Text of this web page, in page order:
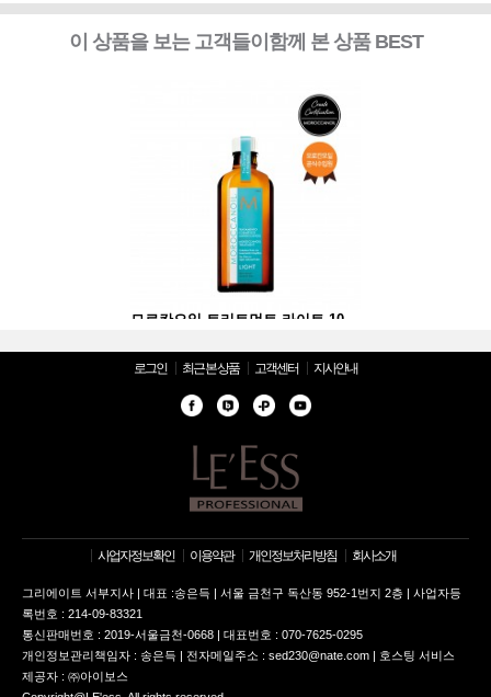
이 상품을 보는 고객들이함께 본 상품 BEST
로그인 최근 본 상품 고객센터 지사안내
사업자정보확인 이용약관 개인정보처리방침 회사소개
그리에이트 서부지사 | 대표 :송은득 | 서울 금천구 독산동 952-1번지 2층 | 사업자등
록번호 : 214-09-83321
통신판매번호 : 2019-서울금천-0668 | 대표번호 : 070-7625-0295
개인정보관리책임자 : 송은득 | 전자메일주소 : sed230@nate.com | 호스팅 서비스
제공자 : ㈜아이보스